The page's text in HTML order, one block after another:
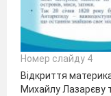
Номер слайду 4
Відкриття
Михайлу Лазарєву